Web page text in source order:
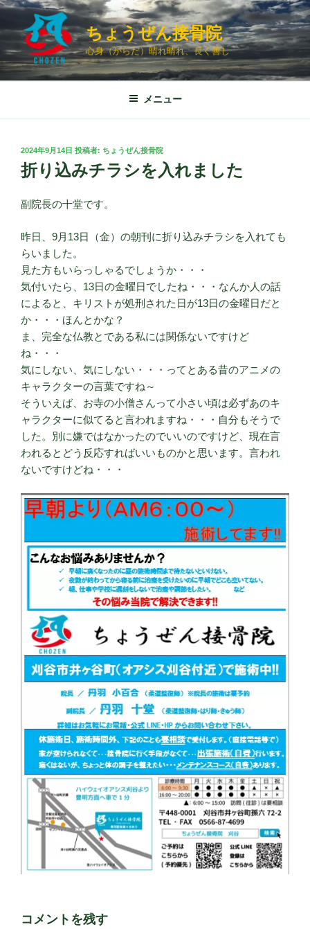
コ
ン
ツ
ちょうぜん接骨院
心身（からだ）晴れ晴れ、長く善し
メニュー
投
稿
日:
2024年9月14日 投稿者: ちょうぜん接骨院
折り込みチラシを入れました
副院長の十堂です。
昨日、9月13日（金）の朝刊に折り込みチラシを入れても
らいました。
見た方もいらっしゃるでしょうか・・・
気付いたら、13日の金曜日でしたね・・・なんか人の話
によると、キリストが処刑された日が13日の金曜日だと
か・・・ほんとかな？
ま、完全な仏教とである私には関係ないですけど
ね・・・
気にしない、気にしない・・・ってとある昔のアニメの
キャラクターの言葉ですね～
そういえば、お寺の小僧さんって小さい頃は必ずあのキ
ャラクターに似てると言われますね・・・自分もそうで
した。別に嫌ではなかったのでいいのですけど、現在言
われるとどう反応すればいいものかと思います。言われ
ないですけどね・・・
コメントを残す